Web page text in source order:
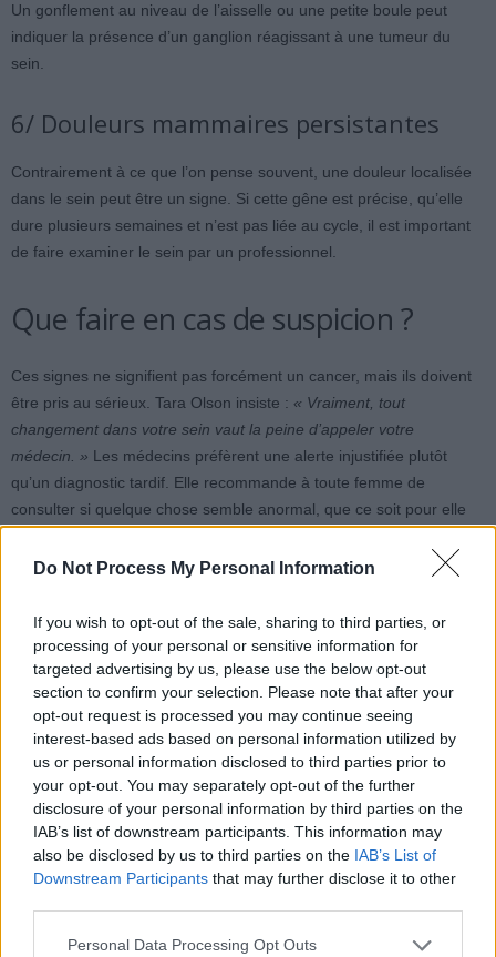
Do Not Process My Personal Information
If you wish to opt-out of the sale, sharing to third parties, or
processing of your personal or sensitive information for
targeted advertising by us, please use the below opt-out
section to confirm your selection. Please note that after your
opt-out request is processed you may continue seeing
interest-based ads based on personal information utilized by
us or personal information disclosed to third parties prior to
your opt-out. You may separately opt-out of the further
disclosure of your personal information by third parties on the
IAB’s list of downstream participants. This information may
also be disclosed by us to third parties on the IAB’s List of
Downstream Participants that may further disclose it to other
Personal Data Processing Opt Outs
Un gonflement au niveau de l’aisselle ou une petite boule peut
indiquer la présence d’un ganglion réagissant à une tumeur du
sein.
6/ Douleurs mammaires persistantes
Contrairement à ce que l’on pense souvent, une douleur localisée
dans le sein peut être un signe. Si cette gêne est précise, qu’elle
dure plusieurs semaines et n’est pas liée au cycle, il est important
de faire examiner le sein par un professionnel.
Que faire en cas de suspicion ?
Ces signes ne signifient pas forcément un cancer, mais ils doivent
être pris au sérieux. Tara Olson insiste : « Vraiment, tout
changement dans votre sein vaut la peine d’appeler votre
médecin. » Les médecins préfèrent une alerte injustifiée plutôt
qu’un diagnostic tardif. Elle recommande à toute femme de
consulter si quelque chose semble anormal, que ce soit pour elle
radiographie des seins utilisant des rayons X à faible dose. Si des
anomalies sont détectées, d’autres examens comme l’échographie
ou la biopsie peuvent être réalisés.
En dehors de symptômes ou d’antécédents familiaux, toutes les
femmes de 50 ans et plus sont invitées à faire une mammographie
tous les deux ans, dans le cadre du dépistage systématique.
Article précédent Article suivant